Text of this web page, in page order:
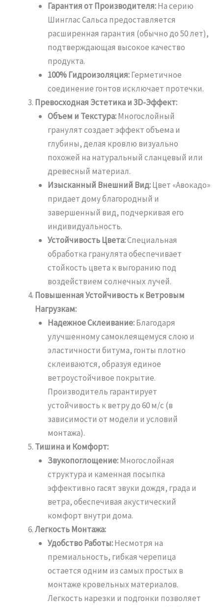
Гарантия от Производителя:На серию
Шинглас Сальса предоставляется
расширенная гарантия (обычно до 50 лет),
подтверждающая высокое качество
продукта.
100% Гидроизоляция:Герметичное
соединение гонтов исключает протечки.
Превосходная Эстетика и 3D-Эффект:
Объем и Текстура:Многослойный
гранулят создает эффект объема и
глубины, делая кровлю визуально
похожей на натуральный сланцевый или
древесный материал.
Изысканный Внешний Вид:Цвет «Авокадо»
придает дому благородный и
завершенный вид, подчеркивая его
индивидуальность.
Устойчивость Цвета:Специальная
обработка гранулята обеспечивает
стойкость цвета к выгоранию под
воздействием солнечных лучей.
Повышенная Устойчивость к Ветровым
Нагрузкам:
Надежное Склеивание:Благодаря
улучшенному самоклеящемуся слою и
эластичности битума, гонты плотно
склеиваются, образуя единое
ветроустойчивое покрытие.
Производитель гарантирует
устойчивость к ветру до 60 м/с (в
зависимости от модели и условий
монтажа).
Тишина и Комфорт:
Звукопоглощение:Многослойная
структура и каменная посыпка
эффективно гасят звуки дождя, града и
ветра, обеспечивая акустический
комфорт внутри дома.
Легкость Монтажа:
Удобство Работы:Несмотря на
премиальность, гибкая черепица
остается одним из самых простых в
монтаже кровельных материалов.
Легкость нарезки и подгонки позволяет